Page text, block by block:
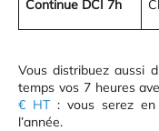
Continue DCI 7h
Vous distribuez aussi
temps vos 7 heures
€ HT: vous serez en
l’année.